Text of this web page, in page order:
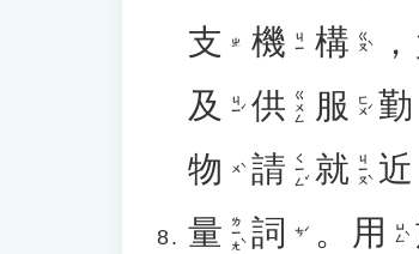
支 ㄓ 機 ㄐㄧ 構 ㄍㄡˋ ，
及 ㄐㄧˊ 供 ㄍㄨㄥ 服 ㄈㄨˊ 勤
物 ㄨˋ 請 ㄑㄧㄥˇ 就 ㄐㄧㄡˋ 近
量 ㄌㄧㄤˋ 詞 ㄘˊ 。 用 ㄩㄥˋ